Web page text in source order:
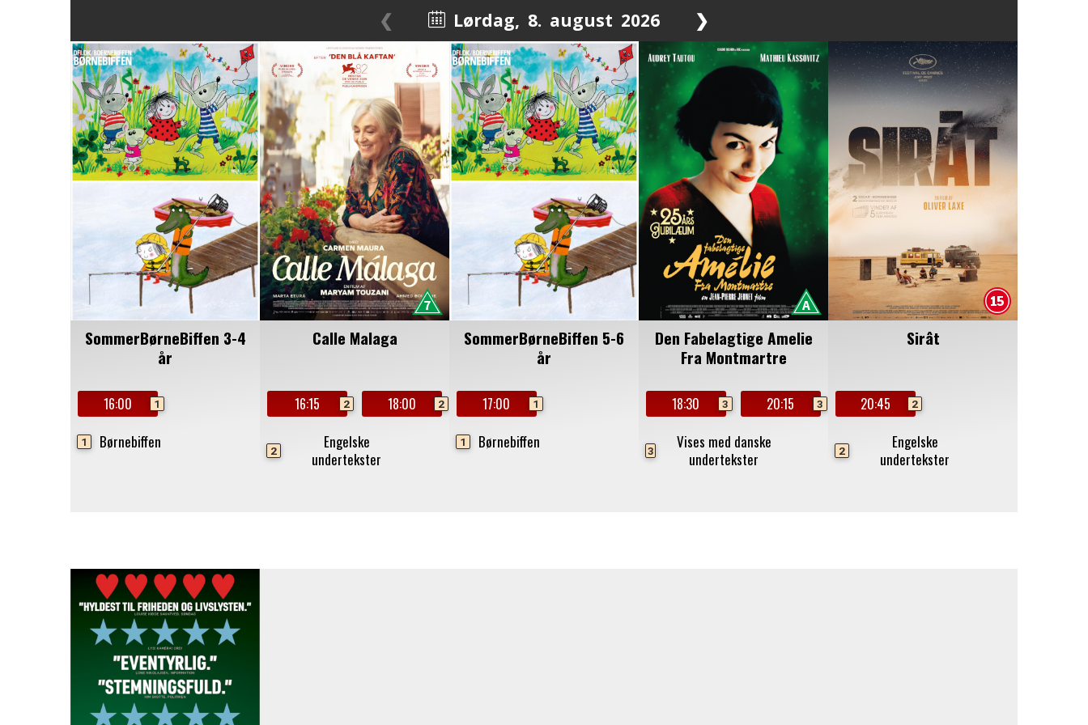
❮ Lørdag, 8. august 2026 ❯
August 2026
Man Tirs Ons Tors Fre Lør Søn
27 28 29 30 31 1
2
3
4 5 6 7 8
9
10
11 13 14 15
16
18 20 21 22
23
24
25 27 28 29
30
31
1 2 3 4 5 6
SommerBørneBiffen 3-4
år
16:00 1
1 Børnebiffen
Calle Malaga
16:15 2 18:00 2
2
Engelske
undertekster
SommerBørneBiffen 5-6
år
17:00 1
1 Børnebiffen
Den Fabelagtige Amelie
Fra Montmartre
18:30 3 20:15 3
3
Vises med danske
undertekster
Sirât
20:45 2
2
Engelske
undertekster